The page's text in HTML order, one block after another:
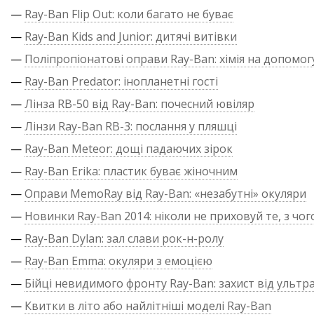
— Ray-Ban Flip Out: коли багато не буває
— Ray-Ban Kids and Junior: дитячі витівки
— Поліпропіонатові оправи Ray-Ban: хімія на
— Ray-Ban Predator: інопланетні гості
—Лінза RB-50 від Ray-Ban: почесний ювіляр
—Лінзи Ray-Ban RB-3: послання у пляшці
— Ray-Ban Meteor: дощі падаючих зірок
— Ray-Ban Erika: пластик буває жіночним
—Оправи MemoRay від Ray-Ban: «незабутні» окуляри
— Новинки Ray-Ban 2014: ніколи не приховуй те, з
— Ray-Ban Dylan: зал слави рок-н-ролу
— Ray-Ban Emma: окуляри з емоцією
— Бійці невидимого фронту Ray-Ban: захист від
— Квитки в літо або найлітніші моделі Ray-Ban